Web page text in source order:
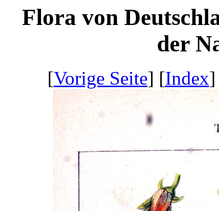
Flora von
der
[Vorige Seite] [Index